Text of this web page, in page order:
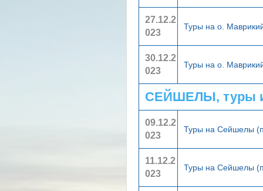
27.12.2
023
Туры на о.
30.12.2
023
Туры на о.
СЕЙШЕЛЫ, туры
09.12.2
023
Туры на Сейшелы
11.12.2
023
Туры на Сейшелы